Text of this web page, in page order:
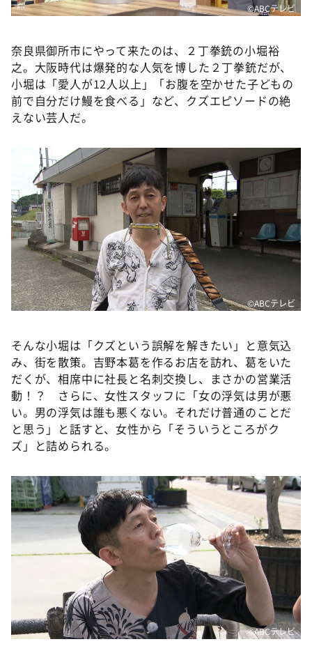
新婚さんいらっしゃい！
ザキ山小屋本館
ぺこぱのまるスポ
アナ回覧板
©ABCテレビ
奈良県御所市にやって来たのは、２丁拳銃の小堀裕
之。大阪時代は爆発的な人気を博した２丁拳銃だが、
小堀は「愛人が12人以上」「お腹を空かせた子どもの
前で自分だけ鰻を食べる」など、クズエピソードの絶
えない芸人だ。
©ABCテレビ
そんな小堀は「クズという誤解を解きたい」と意気込
み、街を散策。吉野本葛を作るお店を訪れ、葛をいた
だくが、相席中に社長と名刺交換し、まさかの営業活
動！？ さらに、女性スタッフに「女の浮気は男が悪
い。男の浮気は誰も悪くない。それだけ普通のことだ
と思う」と話すと、女性から「そういうところがク
ズ」と詰められる。
©ABCテレビ